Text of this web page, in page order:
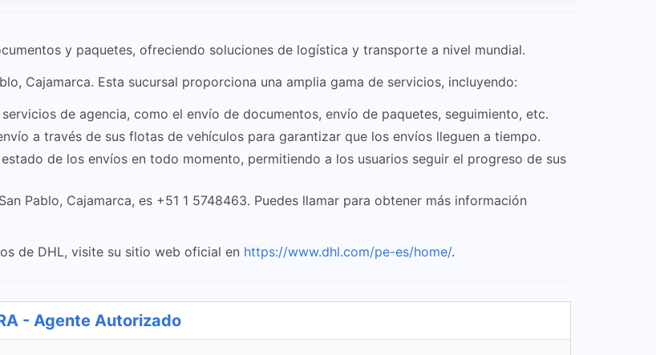
y paquetes, ofreciendo soluciones de logística y transporte a nivel mundial.
Cajamarca. Esta sucursal proporciona una amplia gama de servicios, incluyendo:
de agencia, como el envío de documentos, envío de paquetes, seguimiento, etc.
a través de sus flotas de vehículos para garantizar que los envíos lleguen a tiempo.
de los envíos en todo momento, permitiendo a los usuarios seguir el progreso de sus
Pablo, Cajamarca, es +51 1 5748463. Puedes llamar para obtener más información
de DHL, visite su sitio web oficial en https://www.dhl.com/pe-es/home/.
- Agente Autorizado